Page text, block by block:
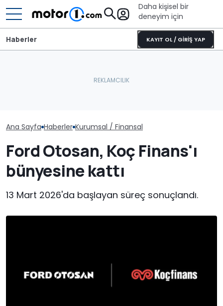
Daha kişisel bir
deneyim için
KAYIT OL / GİRİŞ YAP
Haberler
Ana Sayfa Haberler Kurumsal / Finansal
Ford Otosan, Koç Finans'ı
bünyesine kattı
13 Mart 2026'da başlayan süreç sonuçlandı.